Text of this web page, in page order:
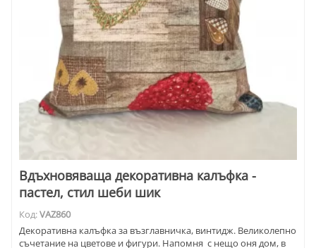
Вдъхновяваща декоративна калъфка -
пастел, стил шеби шик
Код:VAZ860
Декоративна калъфка за възглавничка, винтидж. Великолепно
съчетание на цветове и фигури. Напомня с нещо оня дом, в